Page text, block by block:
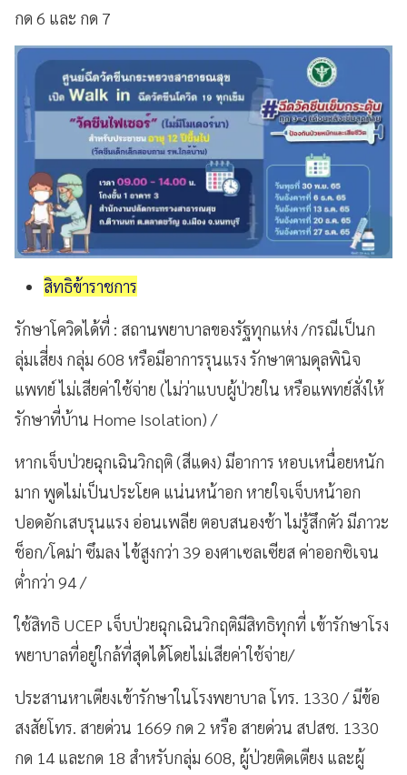
กด 6 และ กด 7
สิทธิ​ข้าราชการ
รักษาโควิดได้ที่ : สถานพยาบาล​ของรัฐทุกแห่ง /กรณีเป็นก
ลุ่มเสี่ยง กลุ่ม 608 หรือมีอาการรุนแรง รักษาตามดุลพินิจ
แพทย์ ไม่เสียค่าใช้จ่าย (ไม่ว่าแบบผู้ป่วยใน หรือแพทย์สั่งให้
รักษาที่บ้าน Home Isolation) /
หากเจ็บป่วยฉุกเฉินวิกฤติ (สีแดง) มีอาการ หอบเหนื่อยหนัก
มาก พูดไม่เป็นประโยค แน่นหน้าอก หายใจเจ็บหน้าอก
ปอดอักเสบรุนแรง อ่อนเพลีย ตอบสนองช้า ไม่รู้สึกตัว มีภาวะ
ช็อก/โคม่า ซึมลง ไข้สูงกว่า 39 องศาเซลเซียส ค่าออกซิเจน
ต่ำกว่า 94 /
ใช้สิทธิ UCEP เจ็บป่วยฉุกเฉินวิกฤติมีสิทธิทุกที่ เข้ารักษาโรง
พยาบาลที่อยู่ใกล้ที่สุดได้โดยไม่เสียค่าใช้จ่าย/
ประสานหาเตียงเข้ารักษาในโรงพยาบาล โทร. 1330 / มีข้อ
สงสัยโทร. สายด่วน 1669 กด 2 หรือ สายด่วน สปสช. 1330
กด 14 และกด 18 สำหรับกลุ่ม 608, ผู้ป่วยติดเตียง และผู้